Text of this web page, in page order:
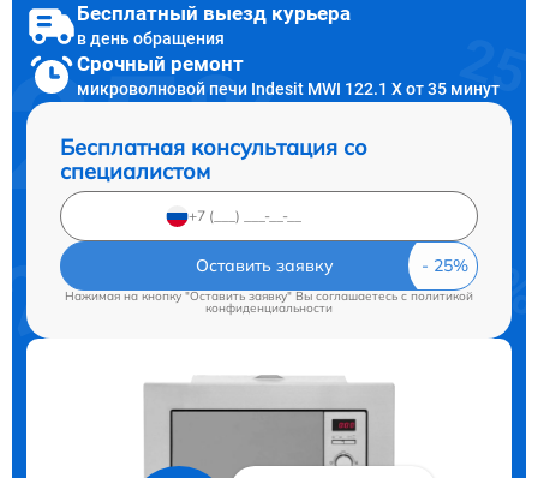
Бесплатный выезд курьера
в день обращения
Срочный ремонт
микроволновой печи Indesit MWI 122.1 X от 35 минут
Бесплатная консультация со
специалистом
Оставить заявку
Нажимая на кнопку "Оставить заявку" Вы соглашаетесь cполитикой
конфиденциальности